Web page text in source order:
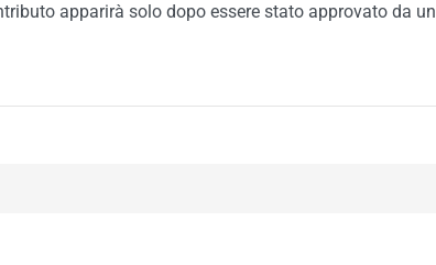
al rispetto del buon costume o contenenti
propaganda politica, di partito o di fazione, che
delle regole precedenti comporterà la non
apparirà solo dopo essere stato approvato da un